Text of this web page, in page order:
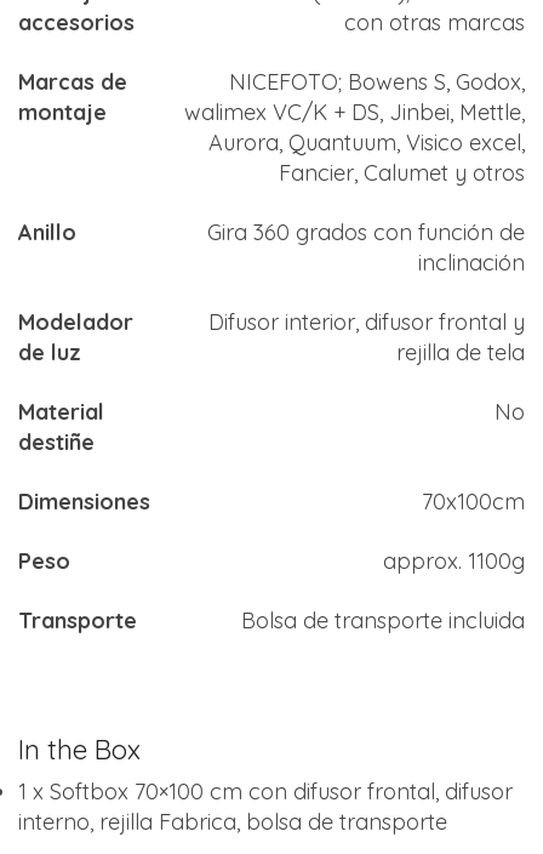
accesorios
con otras marcas
Marcas de
montaje
NICEFOTO; Bowens S, Godox,
walimex VC/K + DS, Jinbei, Mettle,
Aurora, Quantuum, Visico excel,
Fancier, Calumet y otros
Anillo
Gira 360 grados con función de
inclinación
Modelador
de luz
Difusor interior, difusor frontal y
rejilla de tela
Material
destiñe
No
Dimensiones 70x100cm
Peso approx. 1100g
Transporte Bolsa de transporte incluida
In the Box
1 x Softbox 70×100 cm con difusor frontal, difusor
interno, rejilla Fabrica, bolsa de transporte